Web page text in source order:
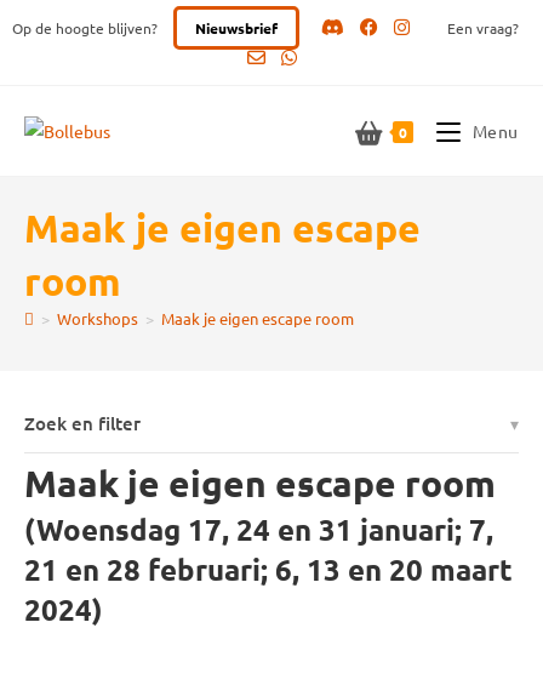
naar
Op de hoogte blijven? Nieuwsbrief Een vraag?
0 Menu
Maak je eigen escape
room
> Workshops > Maak je eigen escape room
Zoek en filter
Maak je eigen escape room
(Woensdag 17, 24 en 31 januari; 7,
21 en 28 februari; 6, 13 en 20 maart
2024)